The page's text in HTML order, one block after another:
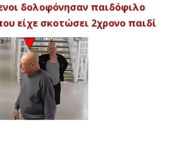
δολοφόνησαν παιδόφιλο
είχε σκοτώσει 2χρονο παιδί